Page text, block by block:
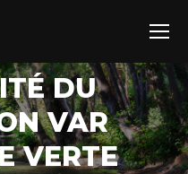
DU
VAR
VERTE
ici :